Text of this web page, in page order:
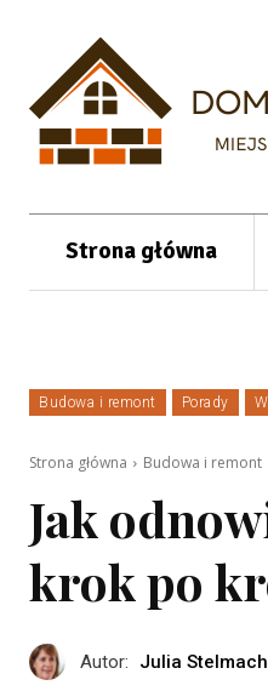
Strona główna
Budowa i remont Porady
Strona główna Budowa i remont
Jak
krok po
Autor: Julia Stelmach